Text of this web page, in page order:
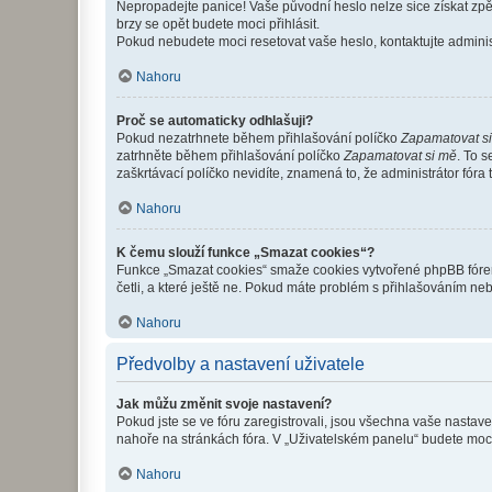
Nepropadejte panice! Vaše původní heslo nelze sice získat
brzy se opět budete moci přihlásit.
Pokud nebudete moci resetovat vaše heslo, kontaktujte
Nahoru
Proč se automaticky odhlašuji?
Pokud nezatrhnete během přihlašování políčko Zapamatovat
zatrhněte během přihlašování políčko Zapamatovat si mě . To
zaškrtávací políčko nevidíte, znamená to, že administrátor fóra
Nahoru
K čemu slouží funkce „Smazat cookies“?
Funkce „Smazat cookies“ smaže cookies vytvořené phpBB
četli, a které ještě ne. Pokud máte problém s přihlašováním
Nahoru
Předvolby a nastavení uživatele
Jak můžu změnit svoje nastavení?
Pokud jste se ve fóru zaregistrovali, jsou všechna vaše
nahoře na stránkách fóra. V „Uživatelském panelu“ budete
Nahoru